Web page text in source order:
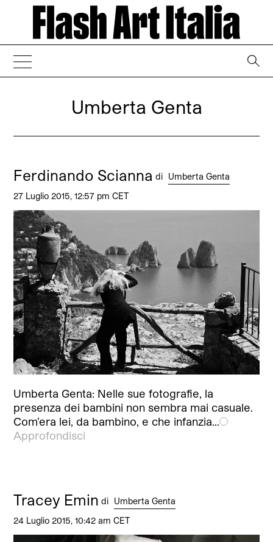
Umberta Genta
Ferdinando Scianna di Umberta Genta
27 Luglio 2015, 12:57 pm CET
Umberta Genta: Nelle sue fotografie, la
presenza dei bambini non sembra mai casuale.
Com’era lei, da bambino, e che infanzia…
Approfondisci
Tracey Emin di Umberta Genta
24 Luglio 2015, 10:42 am CET